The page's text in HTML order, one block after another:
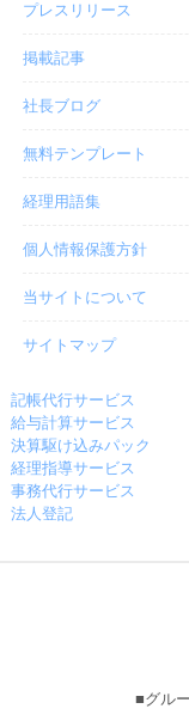
プレスリリース
掲載記事
社長ブログ
無料テンプレート
経理用語集
個人情報保護方針
当サイトについて
サイトマップ
記帳代行サービス
給与計算サービス
決算駆け込みパック
経理指導サービス
事務代行サービス
法人登記
■グル